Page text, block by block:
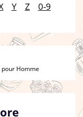
Y Z
0-9
pour Homme